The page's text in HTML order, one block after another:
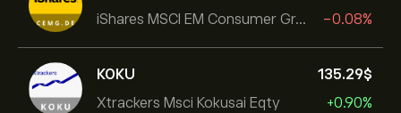
iShares MSCI EM Consumer Growth UCITS ETF
-0.08%
KOKU
Xtrackers Msci Kokusai Eqty
135.29‎$‎
+0.90%